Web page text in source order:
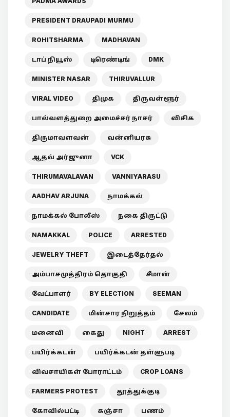
PRESIDENT DRAUPADI MURMU
ROHITSHARMA MADHAVAN
டாப் நியூஸ் டிரெண்டிங் DMK
MINISTER NASAR THIRUVALLUR
VIRAL VIDEO திமுக திருவள்ளூர்
பால்வளத்துறை அமைச்சர் நாசர் விசிக
திருமாவளவன் வன்னியரசு
ஆதவ் அர்ஜுனா VCK
THIRUMAVALAVAN VANNIYARASU
AADHAV ARJUNA நாமக்கல்
நாமக்கல் போலீஸ் நகை திருட்டு
NAMAKKAL POLICE ARRESTED
JEWELRY THEFT இடைத்தேர்தல்
அம்பாசமுத்திரம் தொகுதி சீமான்
வேட்பாளர் BY ELECTION SEEMAN
CANDIDATE மின்சார நிறுத்தம் சேலம்
மனைவி கைது NIGHT ARREST
பயிர்க்கடன் பயிர்க்கடன் தள்ளுபடி
விவசாயிகள் போராட்டம் CROP LOANS
FARMERS PROTEST தூத்துக்குடி
கோவில்பட்டி கஞ்சா பணம்